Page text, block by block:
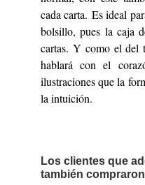
cada carta. Es ideal
bolsillo, pues la caja
cartas. Y como el del
hablará con el
ilustraciones que la
la intuición.
Los clientes que
también